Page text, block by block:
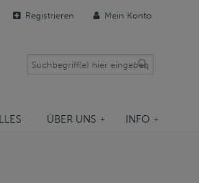
Registrieren Mein Konto
ÜBER UNS INFO